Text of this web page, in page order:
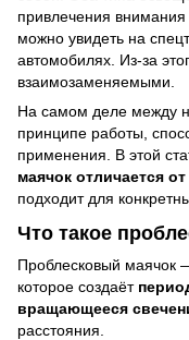
привлечения
можно увидеть на
автомобилях. Из-за
взаимозаменяемыми.
На самом деле между
принципе работы,
применения. В этой
маячок отличается
подходит для
Что такое
Проблесковый маячок
которое создаёт
вращающееся
расстояния.